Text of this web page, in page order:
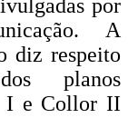
por
A
diz respeito
planos
I e Collor II